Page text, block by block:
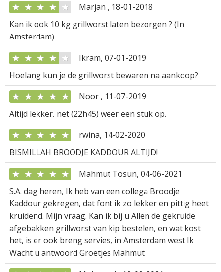
★ ★ ★ ★ ★
Marjan , 18-01-2018
Kan ik ook 10 kg grillworst laten bezorgen ? (In
Amsterdam)
★ ★ ★ ★ ★
Ikram, 07-01-2019
Hoelang kun je de grillworst bewaren na aankoop?
★ ★ ★ ★ ★
Noor , 11-07-2019
Altijd lekker, net (22h45) weer een stuk op.
★ ★ ★ ★ ★
rwina, 14-02-2020
BISMILLAH BROODJE KADDOUR ALTIJD!
★ ★ ★ ★ ★
Mahmut Tosun, 04-06-2021
S.A. dag heren, Ik heb van een collega Broodje
Kaddour gekregen, dat font ik zo lekker en pittig heet
kruidend. Mijn vraag. Kan ik bij u Allen de gekruide
afgebakken grillworst van kip bestelen, en wat kost
het, is er ook breng servies, in Amsterdam west Ik
Wacht u antwoord Groetjes Mahmut